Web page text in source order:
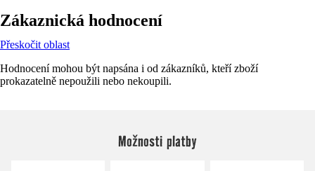
Zákaznická hodnocení
Přeskočit oblast
Hodnocení mohou být napsána i od zákazníků, kteří zboží
prokazatelně nepoužili nebo nekoupili.
Možnosti platby